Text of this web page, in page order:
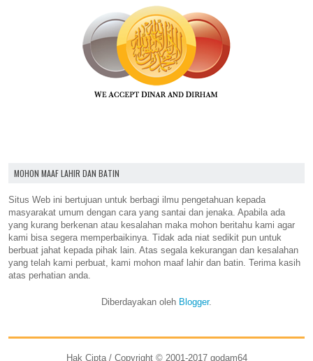
MOHON MAAF LAHIR DAN BATIN
Situs Web ini bertujuan untuk berbagi ilmu pengetahuan kepada
masyarakat umum dengan cara yang santai dan jenaka. Apabila ada
yang kurang berkenan atau kesalahan maka mohon beritahu kami agar
kami bisa segera memperbaikinya. Tidak ada niat sedikit pun untuk
berbuat jahat kepada pihak lain. Atas segala kekurangan dan kesalahan
yang telah kami perbuat, kami mohon maaf lahir dan batin. Terima kasih
atas perhatian anda.
Diberdayakan oleh Blogger.
Hak Cipta / Copyright © 2001-2017 godam64